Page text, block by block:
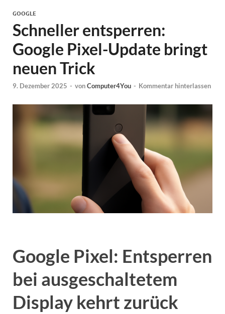
GOOGLE
Schneller entsperren:
Google Pixel-Update bringt
neuen Trick
9. Dezember 2025 - vonComputer4You - Kommentar hinterlassen
Google Pixel: Entsperren
bei ausgeschaltetem
Display kehrt zurück